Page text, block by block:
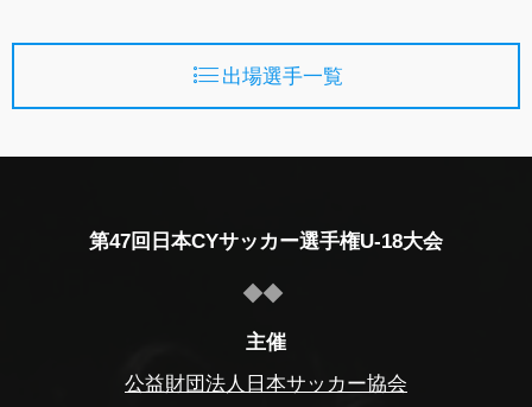
出場選手一覧
第47回日本CYサッカー選手権U-18大会
主催
公益財団法人日本サッカー協会